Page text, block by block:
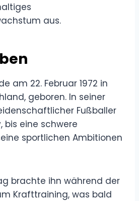
aus.
am 22. Februar 1972 in
geboren. In seiner
Fußballer
bis eine schwere
sportlichen Ambitionen
brachte ihn während der
Krafttraining, was bald